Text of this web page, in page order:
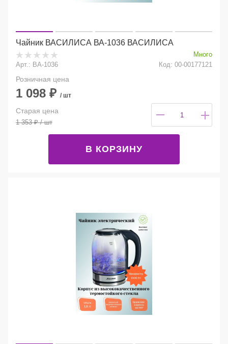
Чайник ВАСИЛИСА ВА-1036 ВАСИЛИСА
Много
Арт.: ВА-1036
Код: 00-00177121
Розничная цена
1 098 ₽ / шт
Старая цена
1 353₽/ шт
В КОРЗИНУ